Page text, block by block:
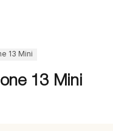
13 Mini
13 Mini